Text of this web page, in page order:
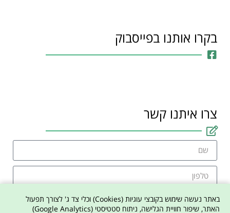
בקרו אותנו בפייסבוק
צרו איתנו קשר
באתר נעשה שימוש בקובצי עוגיות (Cookies) וכלי צד ג' לצורך תפעול
האתר, שיפור חוויית הגלישה, ניתוח סטטיסטי (Google Analytics)